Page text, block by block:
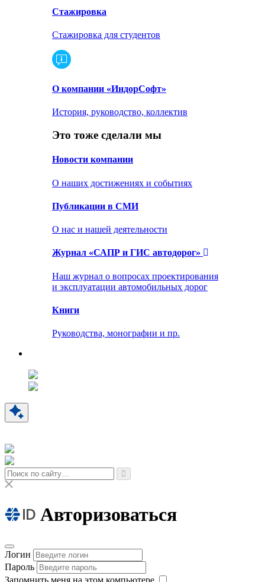
Стажировка
Стажировка для студентов
О компании «ИндорСофт»
История, руководство, коллектив
Это тоже сделали мы
Новости компании
О наших достижениях и событиях
Публикации в СМИ
О нас и нашей деятельности
Журнал «САПР и ГИС автодорог»
Наш журнал о вопросах проектирования
и эксплуатации автомобильных дорог
Книги
Руководства, монографии и пр.
Авторизоваться
Логин
Пароль